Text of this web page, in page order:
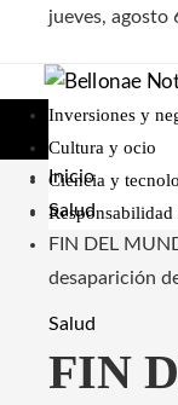
jueves, agosto
Inversiones y
Cultura y ocio
Ciencia y
Responsabilidad
Inicio
Salud
FIN DEL
desaparición
Salud
FIN